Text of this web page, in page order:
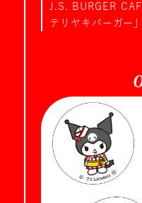
J.S. BURGER
テリヤキバーガー